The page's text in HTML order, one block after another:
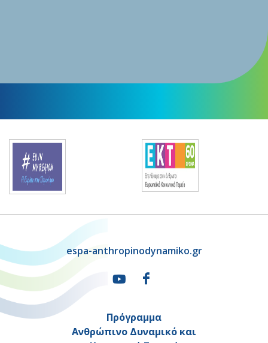
espa-anthropinodynamiko.gr
Πρόγραμμα
Ανθρώπινο Δυναμικό και